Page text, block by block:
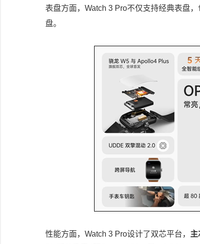
表盘方面，Watch 3 Pro不仅支持经典表盘
盘。
性能方面，Watch 3 Pro设计了双芯平台， 主